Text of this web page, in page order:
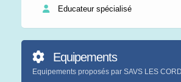
Educateur spécialisé
Equipements
Equipements proposés par SAVS LES